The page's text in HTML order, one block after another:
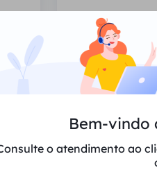
GB
Uso ilimitado
países
Preço
Suporta
Bem-vindo
o atendimento ao